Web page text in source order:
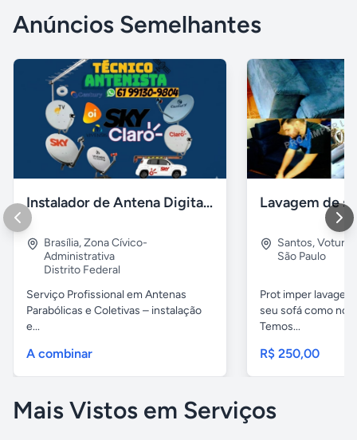
Anúncios Semelhantes
Instalador de Antena Digital em Brasília
Brasília,Zona Cívico-
Administrativa
Distrito Federal
Serviço Profissional em Antenas
Parabólicas e Coletivas – instalação
e...
A combinar
Santos,Voturua
São Paulo
Prot imper
seu sofá como
Temos...
R$ 250,00
Mais Vistos em Serviços